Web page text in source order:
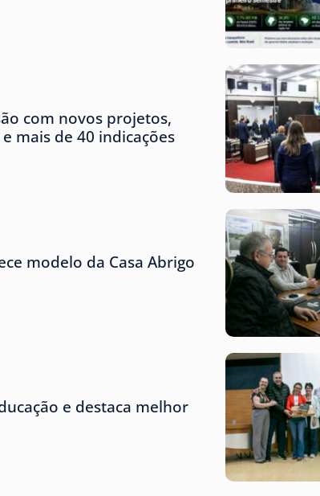
com novos projetos,
mais de 40 indicações
modelo da Casa Abrigo
e destaca melhor